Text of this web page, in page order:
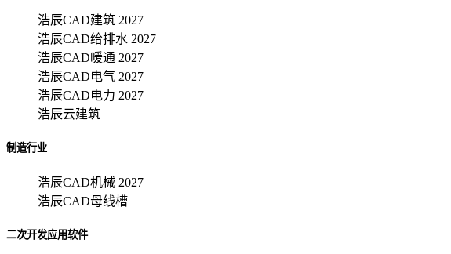
浩辰CAD建筑 2027
浩辰CAD给排水 2027
浩辰CAD暖通 2027
浩辰CAD电气 2027
浩辰CAD电力 2027
浩辰云建筑
制造行业
浩辰CAD机械 2027
浩辰CAD母线槽
二次开发应用软件